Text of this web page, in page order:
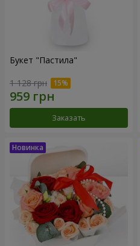
Букет "Пастила"
1 128 грн
Заказать